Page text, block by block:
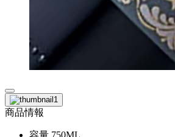
商品情報
容量 750ML